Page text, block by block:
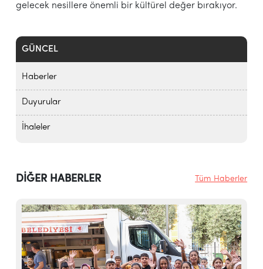
GÜNCEL
Haberler
Duyurular
İhaleler
gelecek nesillere önemli bir kültürel değer bırakıyor.
DİĞER HABERLER Tüm Haberler